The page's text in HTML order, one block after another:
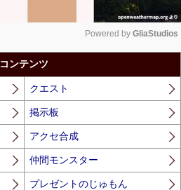
Powered by GliaStudios
コンテンツ
クエスト
掲示板
アクセ合成
仲間モンスター
プレゼントのじゅもん